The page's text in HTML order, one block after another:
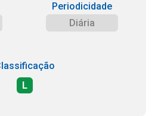
Periodicidade
Diária
L